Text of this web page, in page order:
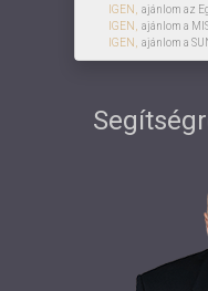
IGEN,
ajánlom az
IGEN,
ajánlom a
IGEN,
ajánlom a